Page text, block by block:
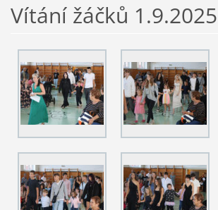
Vítání žáčků 1.9.2025